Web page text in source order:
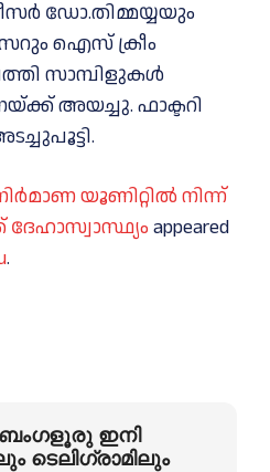
ഡോ.തിമ്മയ്യയും
ഐസ് ക്രീം
സാമ്പിളുകൾ
അയച്ചു. ഫാക്ടറി
യൂണിറ്റിൽ നിന്ന്
ദേഹാസ്വാസ്ഥ്യം appeared
.
ഇനി
ടെലിഗ്രാമിലും